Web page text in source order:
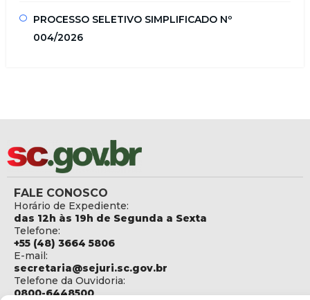
PROCESSO SELETIVO SIMPLIFICADO Nº
004/2026
FALE CONOSCO
Horário de Expediente:
das 12h às 19h de Segunda a Sexta
Telefone:
+55 (48) 3664 5806
E-mail:
secretaria@sejuri.sc.gov.br
Telefone da Ouvidoria:
0800-6448500